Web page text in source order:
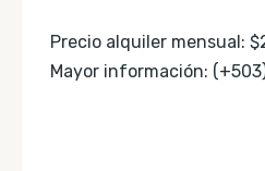
Precio alquiler mensual:
Mayor información: